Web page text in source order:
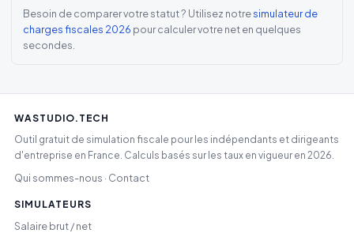
Besoin de comparer votre statut ? Utilisez notresimulateur de
charges fiscales 2026 pour calculer votre net en quelques
secondes.
WASTUDIO.TECH
Outil gratuit de simulation fiscale pour les indépendants et dirigeants
d'entreprise en France. Calculs basés sur les taux en vigueur en 2026.
Qui sommes-nous · Contact
SIMULATEURS
Salaire brut / net